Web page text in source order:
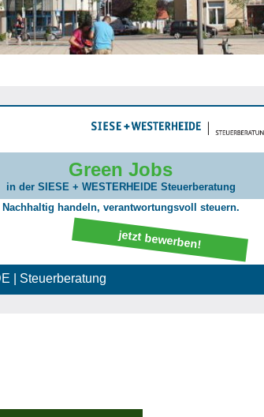
Green Jobs
in der SIESE + WESTERHEIDE Steuerberatung
Nachhaltig handeln, verantwortungsvoll steuern.
jetzt bewerben!
| Steuerberatung